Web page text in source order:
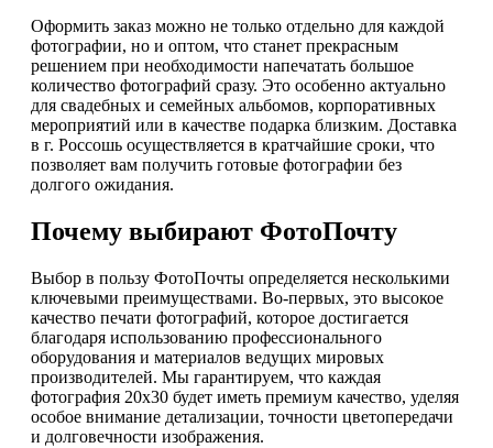
Оформить заказ можно не только отдельно для каждой
фотографии, но и оптом, что станет прекрасным
решением при необходимости напечатать большое
количество фотографий сразу. Это особенно актуально
для свадебных и семейных альбомов, корпоративных
мероприятий или в качестве подарка близким. Доставка
в г. Россошь осуществляется в кратчайшие сроки, что
позволяет вам получить готовые фотографии без
долгого ожидания.
Почему выбирают ФотоПочту
Выбор в пользу ФотоПочты определяется несколькими
ключевыми преимуществами. Во-первых, это высокое
качество печати фотографий, которое достигается
благодаря использованию профессионального
оборудования и материалов ведущих мировых
производителей. Мы гарантируем, что каждая
фотография 20х30 будет иметь премиум качество, уделяя
особое внимание детализации, точности цветопередачи
и долговечности изображения.